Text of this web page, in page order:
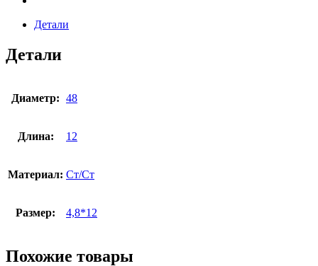
Детали
Детали
Диаметр: 48
Длина: 12
Материал: Ст/Ст
Размер: 4,8*12
Похожие товары